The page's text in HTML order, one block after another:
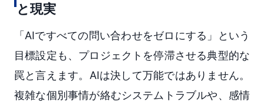
と現実
「AIですべての問い合わせをゼロにする」という
目標設定も、プロジェクトを停滞させる典型的な
罠と言えます。AIは決して万能ではありません。
複雑な個別事情が絡むシステムトラブルや、感情